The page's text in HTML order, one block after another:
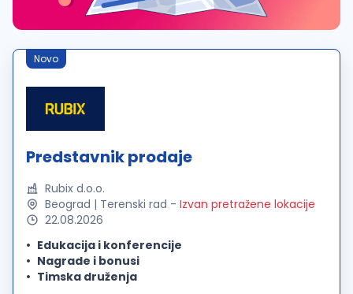
Novo
Predstavnik prodaje
Rubix d.o.o.
Beograd | Terenski rad - Izvan pretražene lokacije
22.08.2026
Edukacija i konferencije
Nagrade i bonusi
Timska druženja